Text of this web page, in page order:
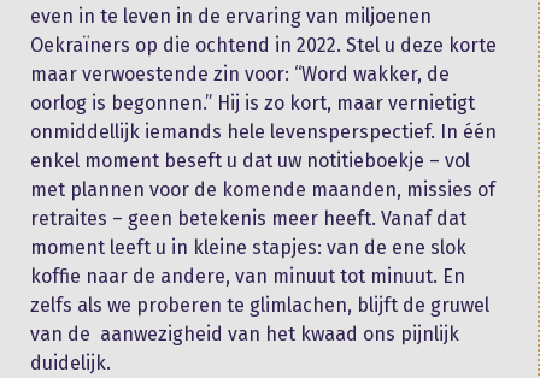
even in te leven in de ervaring van miljoenen
Oekraïners op die ochtend in 2022. Stel u deze korte
maar verwoestende zin voor: “Word wakker, de
oorlog is begonnen.” Hij is zo kort, maar vernietigt
onmiddellijk iemands hele levensperspectief. In één
enkel moment beseft u dat uw notitieboekje – vol
met plannen voor de komende maanden, missies of
retraites – geen betekenis meer heeft. Vanaf dat
moment leeft u in kleine stapjes: van de ene slok
koffie naar de andere, van minuut tot minuut. En
zelfs als we proberen te glimlachen, blijft de gruwel
van de aanwezigheid van het kwaad ons pijnlijk
duidelijk.